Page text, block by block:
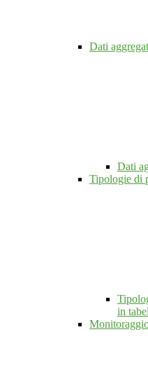
Dati
Dati
Tipologie di
in